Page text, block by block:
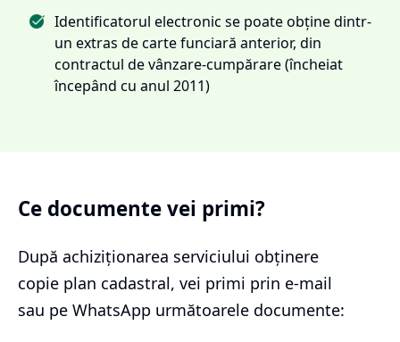
Identificatorul electronic se poate obține dintr-
un extras de carte funciară anterior, din
contractul de vânzare-cumpărare (încheiat
începând cu anul 2011)
Ce documente vei primi?
După achiziționarea serviciului obținere
copie plan cadastral, vei primi prin e-mail
sau pe WhatsApp următoarele documente: